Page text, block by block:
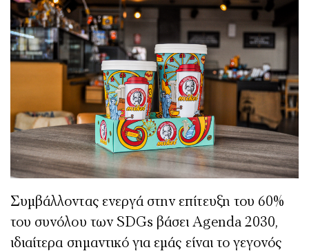
Συμβάλλοντας ενεργά στην επίτευξη του 60%
του συνόλου των SDGs βάσειAgenda2030,
ιδιαίτερα σημαντικό για εμάς είναι το γεγονός